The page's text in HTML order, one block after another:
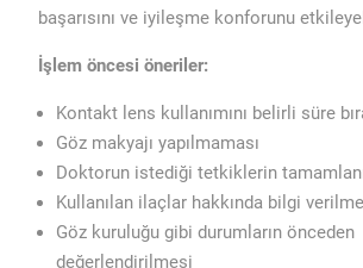
başarısını ve iyileşme konforunu
İşlem öncesi öneriler:
Kontakt lens kullanımını belirli süre
Göz makyajı yapılmaması
Doktorun istediği tetkiklerin
Kullanılan ilaçlar hakkında bilgi
Göz kuruluğu gibi durumların önceden
değerlendirilmesi